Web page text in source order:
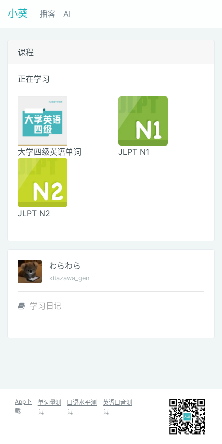
小葵 播客 AI
课程
正在学习
大学四级英语单词 JLPT N1
JLPT N2
わらわら
kitazawa_gen
学习日记
App下
载
单词量测
试
口语水平测
试
英语口音测
试